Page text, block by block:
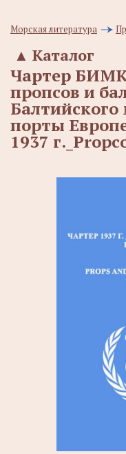
Морская литература
Каталог
▲
Чартер
пропсов и
порты
1937